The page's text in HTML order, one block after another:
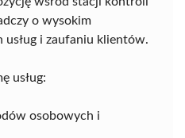
o wysokim
usług i zaufaniu klientów.
usług:
osobowych i